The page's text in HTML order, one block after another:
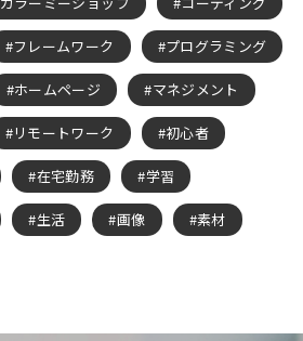
フレームワーク プログラミング
ホームページ マネジメント
リモートワーク 初心者
在宅勤務 学習
生活 画像 素材